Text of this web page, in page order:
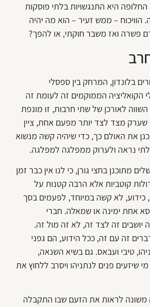
היא התנגשויות בלתי פוסקות
הוויכוח – ממש זעיר – הוא מה יהיה
פשרה ואז משבר חוקתי, או להפך?
בלונדון, המרחק בין ספסלי
הקואליציה הממוקמים זה לעומת זה
לאורכן של שתי חרבות, זו מונפת
שערק מצד לצד יותר מפעם אחת, ציין
את האולם כך, כדי שיהיה קשה מנשוא
נראה ולערוק ממפלגה למפלגה.
מתוכנן בחצי גורן, כי לנו אין כבר זמן
קוטביות אלא הרבה קטנות על
כידוע, לא קשה במיוחד, לפעמים בסך
אחת ימינה או שמאלה. חברי
יושבים זה לצד זה, לא זה מול זה.
זה עם זה, ככל הידוע, הם גפני
טיבי ועבאס. גם בשיא השנאה,
שיזעים פנים לנתניהו ויסרב ללחוץ את
משונה לראות את הזעם שבו התקבלה